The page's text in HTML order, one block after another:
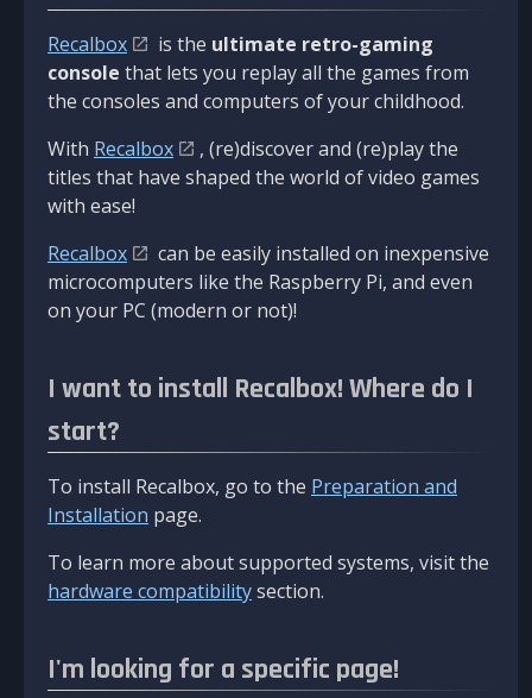
Recalbox is the ultimate retro-gaming
console that lets you replay all the games from
the consoles and computers of your childhood.
With Recalbox
, (re)discover and (re)play the
titles that have shaped the world of video games
with ease!
Recalbox
can be easily installed on inexpensive
microcomputers like the Raspberry Pi, and even
on your PC (modern or not)!
I want to install Recalbox! Where do I
start?
To install Recalbox, go to the Preparation and
Installation page.
To learn more about supported systems, visit the
hardware compatibilitysection.
I'm looking for a specific page!